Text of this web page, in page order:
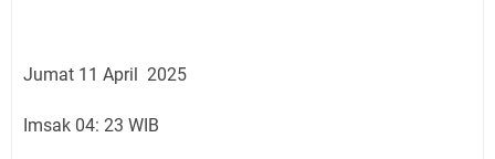
Jumat 11 April 2025
Imsak 04: 23 WIB